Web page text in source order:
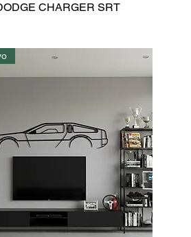
CHARGER SRT